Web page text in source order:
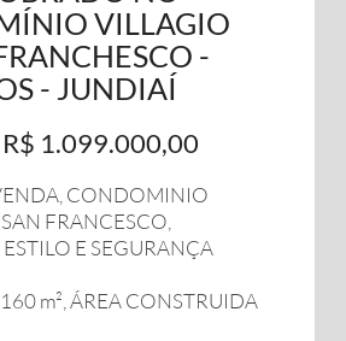
VILLAGIO
-
- JUNDIAÍ
1.099.000,00
CONDOMINIO
FRANCESCO,
E SEGURANÇA
m², ÁREA CONSTRUIDA